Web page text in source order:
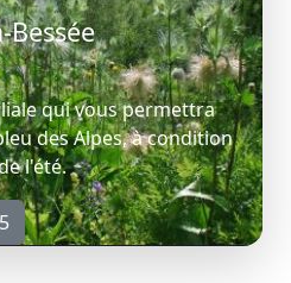
qui vous permettra
des Alpes, à condition
l'été.